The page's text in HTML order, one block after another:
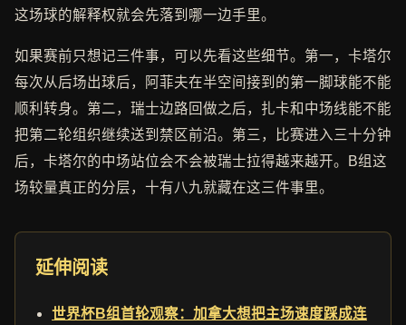
这场球的解释权就会先落到哪一边手里。
如果赛前只想记三件事，可以先看这些细节。第一，卡塔尔
每次从后场出球后，阿菲夫在半空间接到的第一脚球能不能
顺利转身。第二，瑞士边路回做之后，扎卡和中场线能不能
把第二轮组织继续送到禁区前沿。第三，比赛进入三十分钟
后，卡塔尔的中场站位会不会被瑞士拉得越来越开。B组这
场较量真正的分层，十有八九就藏在这三件事里。
延伸阅读
世界杯B组首轮观察：加拿大想把主场速度踩成连